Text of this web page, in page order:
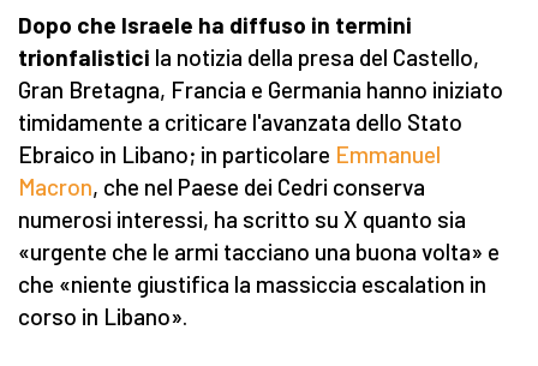
Dopo che Israele ha diffuso in termini
trionfalistici la notizia della presa del Castello,
Gran Bretagna, Francia e Germania hanno iniziato
timidamente a criticare l'avanzata dello Stato
Ebraico in Libano; in particolare Emmanuel
Macron, che nel Paese dei Cedri conserva
numerosi interessi, ha scritto su X quanto sia
«urgente che le armi tacciano una buona volta» e
che «niente giustifica la massiccia escalation in
corso in Libano».